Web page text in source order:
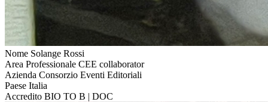
Nome Solange Rossi
Area Professionale CEE collaborator
Azienda Consorzio Eventi Editoriali
Paese Italia
Accredito BIO TO B | DOC